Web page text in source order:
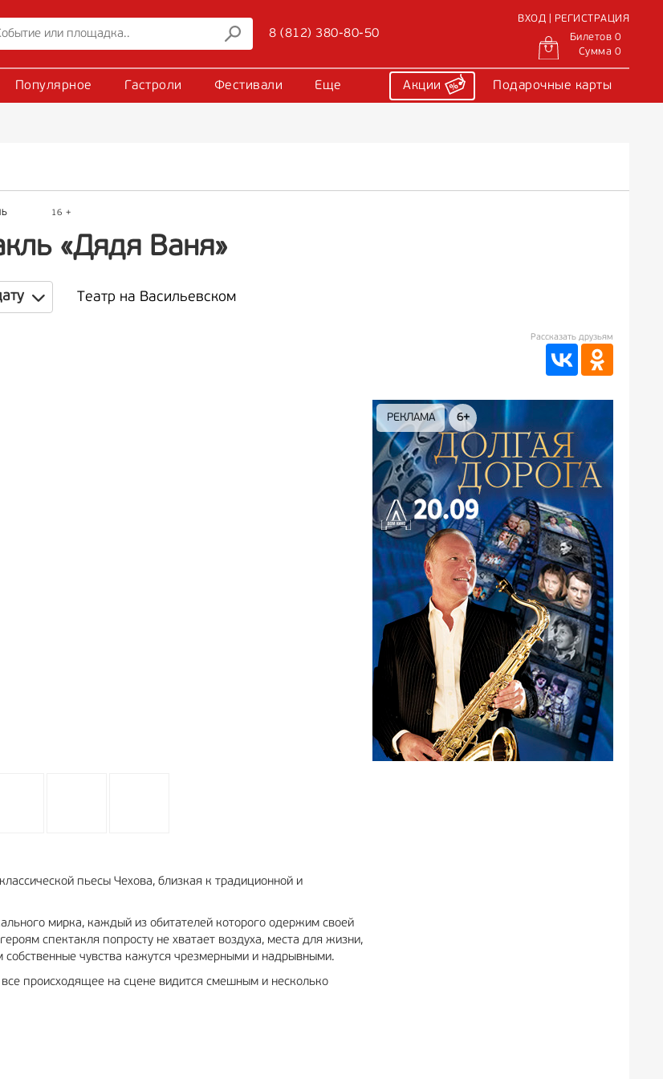
8 (812) 380-80-50
ВХОД | РЕГИСТРАЦИЯ
Билетов 0
Сумма 0
Популярное Гастроли Фестивали Еще Акции Подарочные карты
16 +
«Дядя Ваня»
Театр на Васильевском
Рассказать друзьям
пьесы Чехова, близкая к традиционной и
мирка, каждый из обитателей которого одержим своей
спектакля попросту не хватает воздуха, места для жизни,
собственные чувства кажутся чрезмерными и надрывными.
происходящее на сцене видится смешным и несколько
РЕКЛАМА 12+